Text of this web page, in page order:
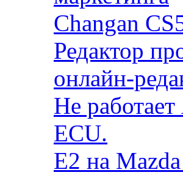
Changan
Редактор
онлайн-
Не
ECU.
E2 на